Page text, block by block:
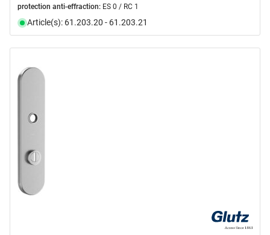
protection anti-effraction: ES 0 / RC 1
Article(s): 61.203.20 - 61.203.21